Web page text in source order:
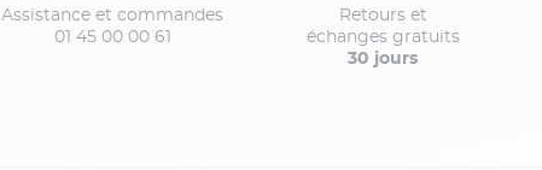
Assistance et commandes
01 45 00 00 61
Retours et
échanges gratuits
30 jours